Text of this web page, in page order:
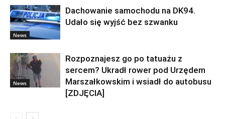
News
Dachowanie samochodu na DK94.
Udało się wyjść bez szwanku
News
Rozpoznajesz go po tatuażu z
sercem? Ukradł rower pod Urzędem
Marszałkowskim i wsiadł do autobusu
[ZDJĘCIA]